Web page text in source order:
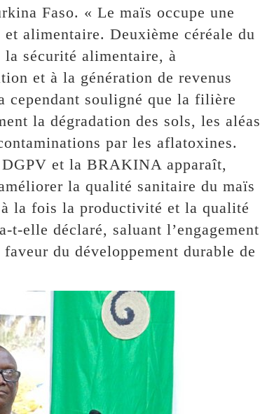
Faso. « Le maïs occupe une
alimentaire. Deuxième céréale du
sécurité alimentaire, à
et à la génération de revenus
cependant souligné que la filière
la dégradation des sols, les aléas
par les aflatoxines.
et la BRAKINA apparaît,
la qualité sanitaire du maïs
la fois la productivité et la qualité
elle déclaré, saluant l’engagement
du développement durable de